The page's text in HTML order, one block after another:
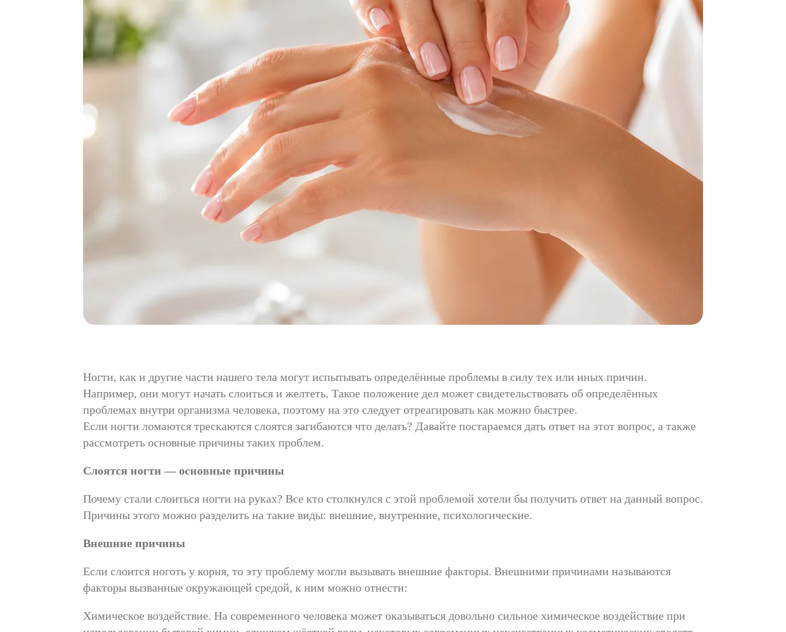
Ногти, как и другие части нашего тела могут испытывать определённые проблемы в силу тех или иных причин.
Например, они могут начать слоиться и желтеть. Такое положение дел может свидетельствовать об определённых
проблемах внутри организма человека, поэтому на это следует отреагировать как можно быстрее.
Если ногти ломаются трескаются слоятся загибаются что делать? Давайте постараемся дать ответ на этот вопрос, а также
рассмотреть основные причины таких проблем.
Слоятся ногти — основные причины
Почему стали слоиться ногти на руках? Все кто столкнулся с этой проблемой хотели бы получить ответ на данный вопрос.
Причины этого можно разделить на такие виды: внешние, внутренние, психологические.
Внешние причины
Если слоится ноготь у корня, то эту проблему могли вызывать внешние факторы. Внешними причинами называются
факторы вызванные окружающей средой, к ним можно отнести:
Химическое воздействие. На современного человека может оказываться довольно сильное химическое воздействие при